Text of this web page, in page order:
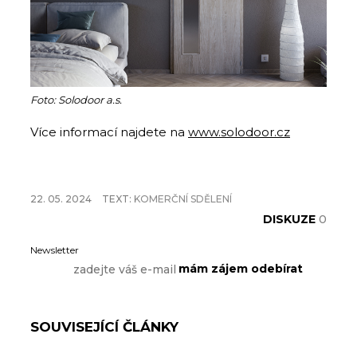
Foto: Solodoor a.s.
Více informací najdete na www.solodoor.cz
22. 05. 2024 TEXT: KOMERČNÍ SDĚLENÍ
DISKUZE 0
Newsletter
SOUVISEJÍCÍ ČLÁNKY